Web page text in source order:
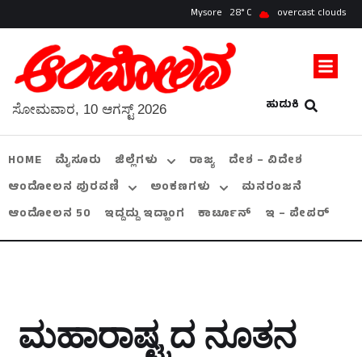
Mysore 28 overcast clouds
ಹುಡುಕಿ
ಸೋಮವಾರ, 10 ಆಗಸ್ಟ್ 2026
HOME ಮೈಸೂರು ಜಿಲ್ಲೆಗಳು ರಾಜ್ಯ
ದೇಶ – ವಿದೇಶ
ಆಂದೋಲನ ಪುರವಣಿ
ಅಂಕಣಗಳು
ಮನರಂಜನೆ
ಆಂದೋಲನ 50
ಇದ್ದದ್ದು ಇದ್ಹಾಂಗ ಕಾರ್ಟೂನ್ ಇ – ಪೇಪರ್
ಮಹಾರಾಷ್ಟ್ರದ ನೂತನ